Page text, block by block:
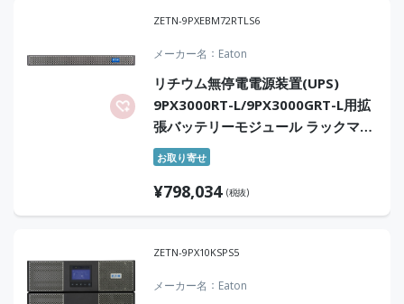
ZETN-9PXEBM72RTLS6
メーカー名 Eaton
リチウム無停電電源装置(UPS)
9PX3000RT-L/9PX3000GRT-L用拡
張バッテリーモジュール ラックマウ
ント型 センドバック6年保証付
お取り寄せ
¥798,034 (税抜)
ZETN-9PX10KSPS5
メーカー名 Eaton